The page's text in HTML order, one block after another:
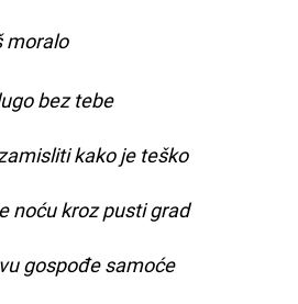
moralo
bez tebe
kako je teško
noću kroz pusti grad
gospođe samoće